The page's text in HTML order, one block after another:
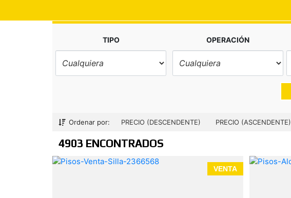
TIPO OPERACIÓN
Ordenar por: PRECIO (DESCENDENTE) PRECIO (ASCENDENTE)
4903 ENCONTRADOS
VENTA